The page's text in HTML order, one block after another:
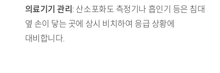
의료기기 관리 : 산소포화도 측정기나 흡인기 등은 침대
옆 손이 닿는 곳에 상시 비치하여 응급 상황에
대비합니다.